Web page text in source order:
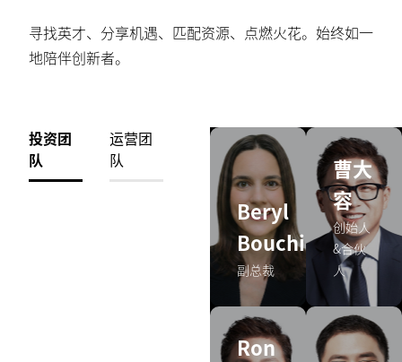
寻找英才、分享机遇、匹配资源、点燃火花。始终如一
地陪伴创新者。
投资团
队
运营团
队
Beryl
Bouchier
副总裁
曹大
容
创始人
&合伙
人
Ron